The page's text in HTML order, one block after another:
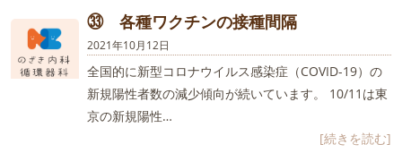
㉝ 各種ワクチンの接種間隔
2021年10月12日
全国的に新型コロナウイルス感染症（COVID-19）の
新規陽性者数の減少傾向が続いています。 10/11は東
京の新規陽性…
[続きを読む]